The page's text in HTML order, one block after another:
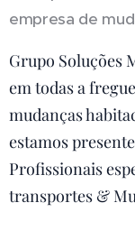
empresa de
Grupo Soluções
em todas a
mudanças
estamos
Profissionais
transportes &